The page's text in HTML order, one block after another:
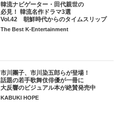
韓流ナビゲーター・田代親世の
必見！ 韓流名作ドラマ3選
Vol.42 朝鮮時代からのタイムスリップ
The Best K-Entertainment
市川團子、市川染五郎らが登場！
話題の若手歌舞伎俳優が一冊に
大反響のビジュアル本が絶賛発売中
KABUKI HOPE